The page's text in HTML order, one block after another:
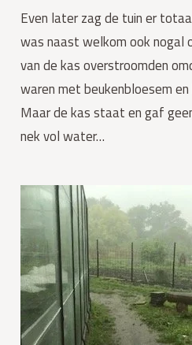
Even later zag de tuin er
was naast welkom ook nogal
van de kas overstroomden
waren met beukenbloesem
Maar de kas staat en gaf
nek vol water…